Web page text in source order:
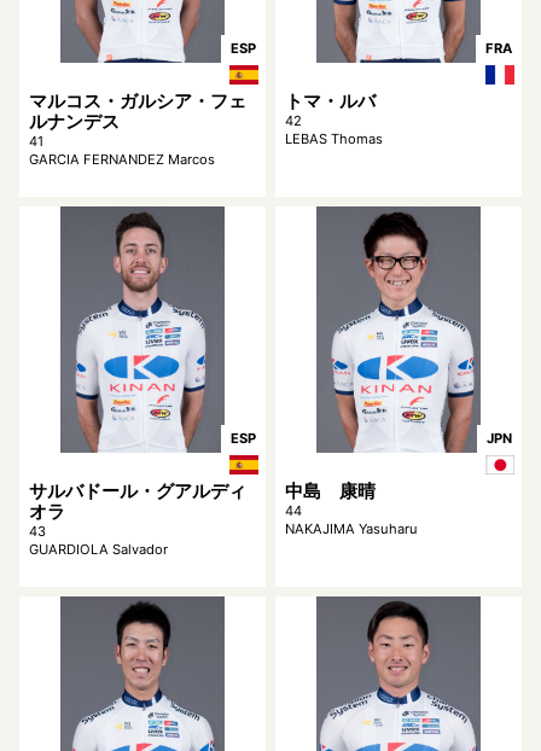
ESP
マルコス・ガルシア・フェ
ルナンデス
41
GARCIA FERNANDEZ Marcos
FRA
トマ・ルバ
42
LEBAS Thomas
ESP
サルバドール・グアルディ
オラ
43
GUARDIOLA Salvador
JPN
中島 康晴
44
NAKAJIMA Yasuharu